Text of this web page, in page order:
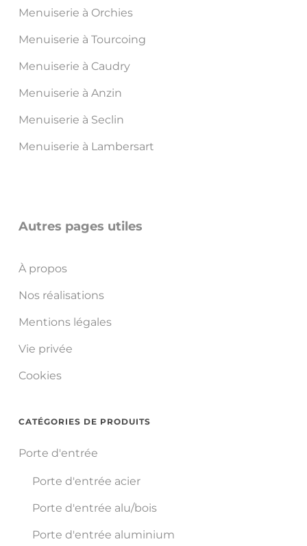
Menuiserie à Orchies
Menuiserie à Tourcoing
Menuiserie à Caudry
Menuiserie à Anzin
Menuiserie à Seclin
Menuiserie à Lambersart
Autres pages utiles
À propos
Nos réalisations
Mentions légales
Vie privée
Cookies
CATÉGORIES DE PRODUITS
Porte d'entrée
Porte d'entrée acier
Porte d'entrée alu/bois
Porte d'entrée aluminium